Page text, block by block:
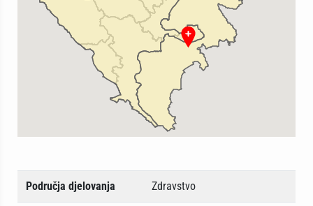
Područja djelovanja Zdravstvo